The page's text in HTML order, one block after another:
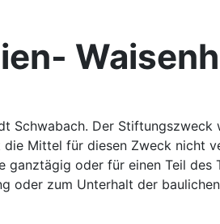
Schwabach. Der
Mittel für diesen Zweck nicht
oder für einen Teil
oder zum Unterhalt der